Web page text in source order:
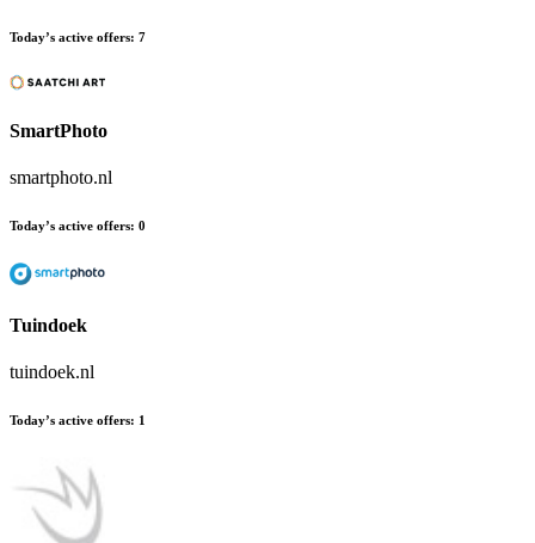
Today’s active offers: 7
SmartPhoto
smartphoto.nl
Today’s active offers: 0
Tuindoek
tuindoek.nl
Today’s active offers: 1